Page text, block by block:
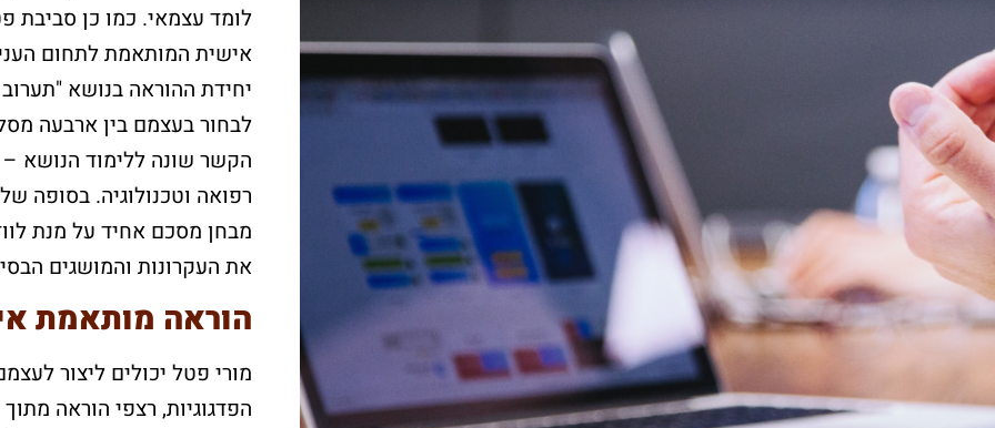
לומד עצמאי. כמו כן סביבת
אישית המותאמת לתחום
יחידת ההוראה בנושא
לבחור בעצמם בין ארבעה
הקשר שונה ללימוד הנושא –
רפואה וטכנולוגיה. בסופה
מבחן מסכם אחיד על מנת
את העקרונות והמושגים
הוראה מותאמת
מורי פטל יכולים ליצור
הפדגוגיות, רצפי הוראה